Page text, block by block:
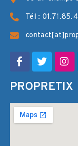
Tél :
PROPRETIX